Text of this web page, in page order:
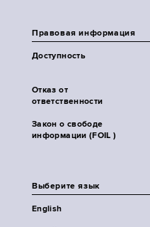
Правовая информация
Доступность
Отказ от
ответственности
Закон о свободе
информации (FOIL )
Выберите язык
English